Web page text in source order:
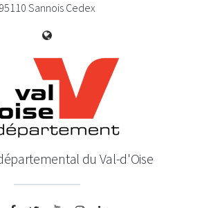
95110 Sannois Cedex
du Val-d'Oise